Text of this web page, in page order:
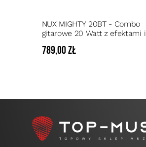
NUX MIGHTY 20BT - Combo
gitarowe 20 Watt z efektami i
789,00 zł